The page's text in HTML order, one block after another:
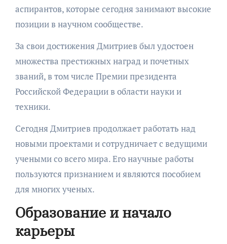
аспирантов, которые сегодня занимают высокие
позиции в научном сообществе.
За свои достижения Дмитриев был удостоен
множества престижных наград и почетных
званий, в том числе Премии президента
Российской Федерации в области науки и
техники.
Сегодня Дмитриев продолжает работать над
новыми проектами и сотрудничает с ведущими
учеными со всего мира. Его научные работы
пользуются признанием и являются пособием
для многих ученых.
Образование и начало
карьеры